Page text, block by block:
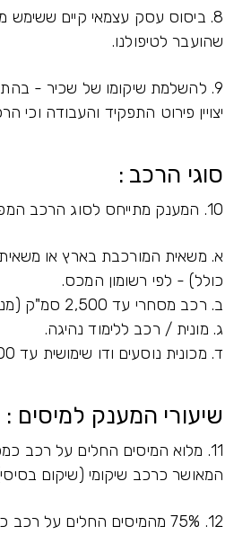
8. ביסוס עסק עצמאי קיים ששימש
שהועבר לטיפולנו.
9. להשלמת שיקומו של שכיר -
יצויין פירוט התפקיד והעבודה וכי
סוגי הרכב :
10. המענק מתייחס לסוג הרכב המפורט מטה:
כולל) - לפי רשומון המכס.
ב. רכב מסחרי עד 2,500 סמ"ק (מנוע דיזל).
ג. מונית / רכב ללימוד נהיגה.
ד. מכונית נוסעים ודו שימושית עד 1300 סמ"ק.
שיעורי המענק למיסים :
המאושר כרכב שיקומי (שיקום